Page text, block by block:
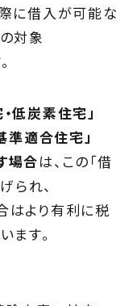
に借入が可能な
対象
低炭素住宅」
準適合住宅」
場合は、この「借
られ、
はより有利に税
ます。